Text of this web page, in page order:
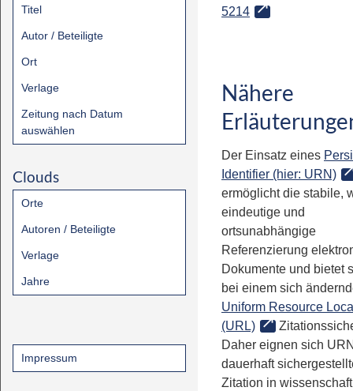
Titel
Autor / Beteiligte
Ort
Verlage
Zeitung nach Datum
auswählen
Clouds
Orte
Autoren / Beteiligte
Verlage
Jahre
Impressum
5214
Nähere
Der Einsatz eines
Identifier (hier: URN)
ermöglicht die stabile,
eindeutige und
ortsunabhängige
Referenzierung
Dokumente und bietet
bei einem sich
Uniform Resource
(URL)
Daher eignen sich
dauerhaft
Zitation in